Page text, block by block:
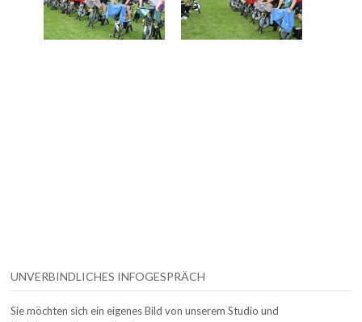
UNVERBINDLICHES INFOGESPRÄCH
Sie möchten sich ein eigenes Bild von unserem Studio und